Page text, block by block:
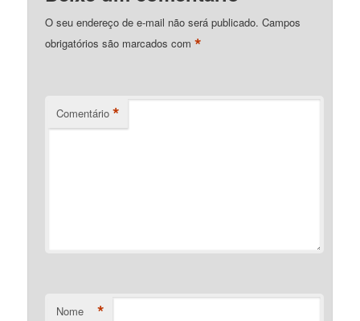
O seu endereço de e-mail não será publicado. Campos
obrigatórios são marcados com*
Comentário *
Nome *